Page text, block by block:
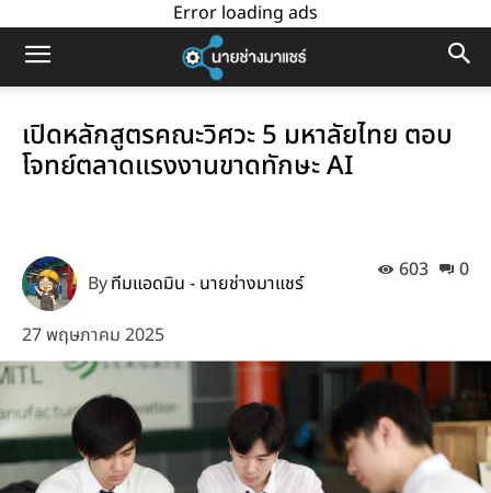
Error loading ads
เปิดหลักสูตรคณะวิศวะ 5 มหาลัยไทย ตอบ
โจทย์ตลาดแรงงานขาดทักษะ AI
0
603
Byทีมแอดมิน - นายช่างมาแชร์
27 พฤษภาคม 2025